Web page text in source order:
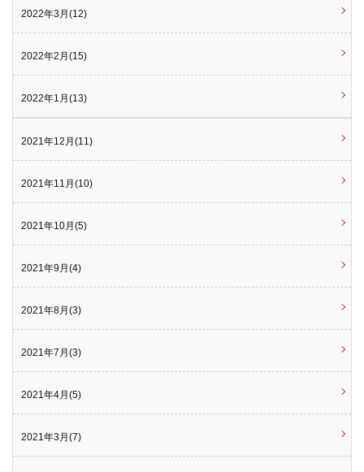
2022年3月(12)
2022年2月(15)
2022年1月(13)
2021年12月(11)
2021年11月(10)
2021年10月(5)
2021年9月(4)
2021年8月(3)
2021年7月(3)
2021年4月(5)
2021年3月(7)